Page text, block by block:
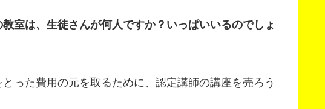
室は、生徒さんが何人ですか？いっぱいいるのでしょ
った費用の元を取るために、認定講師の講座を売ろう